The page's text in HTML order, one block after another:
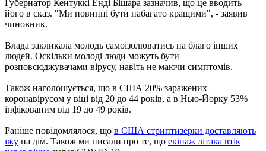
Губернатор Кентуккі Енді Бішара зазначив, що це вводить
його в сказ. "Ми повинні бути набагато кращими", - заявив
чиновник.
Влада закликала молодь самоізолюватись на благо інших
людей. Оскільки молоді люди можуть бути
розповсюджувачами вірусу, навіть не маючи симптомів.
Також наголошується, що в США 20% заражених
коронавірусом у віці від 20 до 44 років, а в Нью-Йорку 53%
інфікованим від 19 до 49 років.
Раніше повідомлялося, що в США стриптизерки доставляють
їжу на дім. Також ми писали про те, що екіпаж літака втік